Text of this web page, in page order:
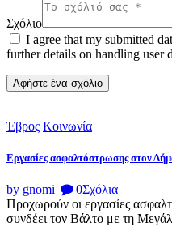
Σχόλιο
I agree that my submitted
further details on handling user
Έβρος Κοινωνία
Εργασίες ασφαλτόστρωσης στον
by gnomi 0Σχόλια
Προχωρούν οι εργασίες
συνδέει τον Βάλτο με τη